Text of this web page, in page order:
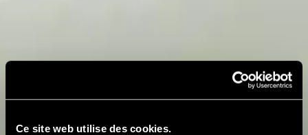
Ce site web utilise des cookies.